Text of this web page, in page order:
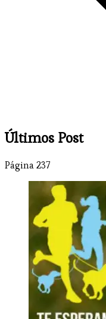
Últimos Post
Página 237